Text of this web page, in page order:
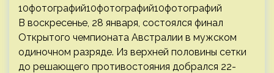
10фотографий10фотографий10фотографий
В воскресенье, 28 января, состоялся финал
Открытого чемпионата Австралии в мужском
одиночном разряде. Из верхней половины сетки
до решающего противостояния добрался 22-